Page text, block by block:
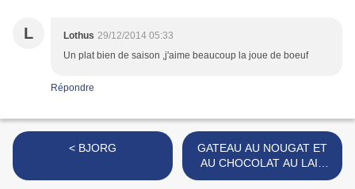
L Lothus 29/12/2014 05:33
Un plat bien de saison ,j'aime beaucoup la joue de boeuf
Répondre
< BJORG
GATEAU AU NOUGAT ET
AU CHOCOLAT AU LAIT
AU CARAMEL >